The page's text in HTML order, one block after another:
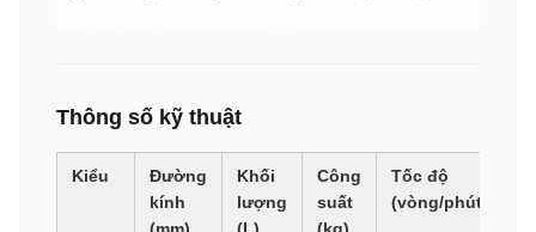
Thông số kỹ thuật
Kiểu
Đường
kính
Khối
lượng
Công
suất
Tốc độ
(vòng/phút)